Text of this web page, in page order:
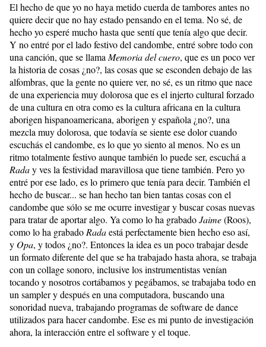
El hecho de que yo no haya metido cuerda de tambores antes no
quiere decir que no hay estado pensando en el tema. No sé, de
hecho yo esperé mucho hasta que sentí que tenía algo que decir.
Y no entré por el lado festivo del candombe, entré sobre todo con
una canción, que se llamaMemoria del cuero, que es un poco ver
la historia de cosas ¿no?, las cosas que se esconden debajo de las
alfombras, que la gente no quiere ver, no sé, es un ritmo que nace
de una experiencia muy dolorosa que es el injerto cultural forzado
de una cultura en otra como es la cultura africana en la cultura
aborigen hispanoamericana, aborigen y española ¿no?, una
mezcla muy dolorosa, que todavía se siente ese dolor cuando
escuchás el candombe, es lo que yo siento al menos. No es un
ritmo totalmente festivo aunque también lo puede ser, escuchá a
Raday ves la festividad maravillosa que tiene también. Pero yo
entré por ese lado, es lo primero que tenía para decir. También el
hecho de buscar... se han hecho tan bien tantas cosas con el
candombe que sólo se me ocurre investigar y buscar cosas nuevas
para tratar de aportar algo. Ya como lo ha grabadoJaime(Roos),
como lo ha grabadoRadaestá perfectamente bien hecho eso así,
y Opa, y todos ¿no?. Entonces la idea es un poco trabajar desde
un formato diferente del que se ha trabajado hasta ahora, se trabaja
con un collage sonoro, inclusive los instrumentistas venían
tocando y nosotros cortábamos y pegábamos, se trabajaba todo en
un sampler y después en una computadora, buscando una
sonoridad nueva, trabajando programas de software de dance
utilizados para hacer candombe. Ese es mi punto de investigación
ahora, la interacción entre el software y el toque.